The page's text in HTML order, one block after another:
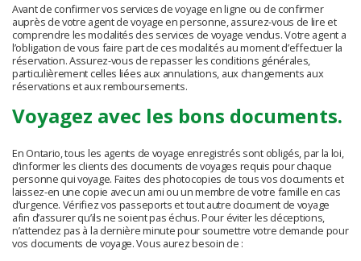
Avant de confirmer vos services de voyage en ligne ou de confirmer
auprès de votre agent de voyage en personne, assurez-vous de lire et
comprendre les modalités des services de voyage vendus. Votre agent a
l’obligation de vous faire part de ces modalités au moment d’effectuer la
réservation. Assurez-vous de repasser les conditions générales,
particulièrement celles liées aux annulations, aux changements aux
réservations et aux remboursements.
Voyagez avec les bons documents.
En Ontario, tous les agents de voyage enregistrés sont obligés, par la loi,
d’informer les clients des documents de voyages requis pour chaque
personne qui voyage. Faites des photocopies de tous vos documents et
laissez-en une copie avec un ami ou un membre de votre famille en cas
d’urgence. Vérifiez vos passeports et tout autre document de voyage
afin d’assurer qu’ils ne soient pas échus. Pour éviter les déceptions,
n’attendez pas à la dernière minute pour soumettre votre demande pour
vos documents de voyage. Vous aurez besoin de :